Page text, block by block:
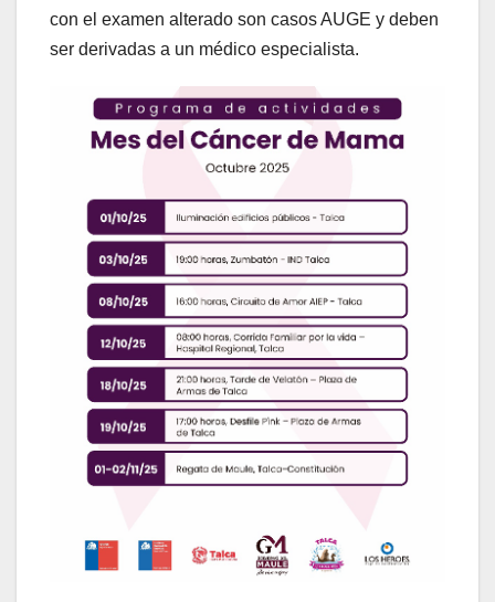
con el examen alterado son casos AUGE y deben
ser derivadas a un médico especialista.